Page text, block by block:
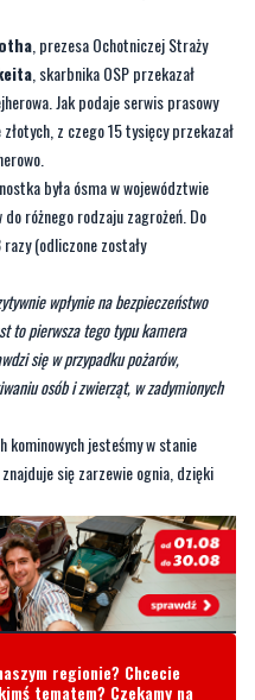
Jak podaje serwis prasowy
z czego 15 tysięcy przekazał
była ósma w województwie
różnego rodzaju zagrożeń. Do
(odliczone zostały
wpłynie na bezpieczeństwo
pierwsza tego typu kamera
się w przypadku pożarów,
osób i zwierząt, w zadymionych
jesteśmy w stanie
się zarzewie ognia, dzięki
regionie? Chcecie
tematem? Czekamy na
kontaktować się z naszą
także pod numerem